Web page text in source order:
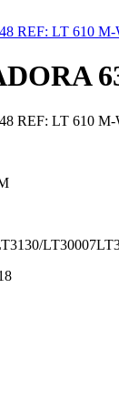
REF: LT 610 M-
REF: LT 610 M-